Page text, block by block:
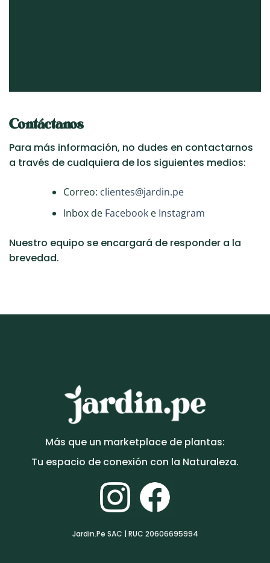
Contáctanos
Para más información, no dudes en contactarnos
a través de cualquiera de los siguientes medios:
Correo: clientes@jardin.pe
Inbox de Facebooke Instagram
Nuestro equipo se encargará de responder a la
brevedad.
Más que un marketplace de plantas:
Tu espacio de conexión con la Naturaleza.
Jardin.Pe SAC | RUC 20606695994